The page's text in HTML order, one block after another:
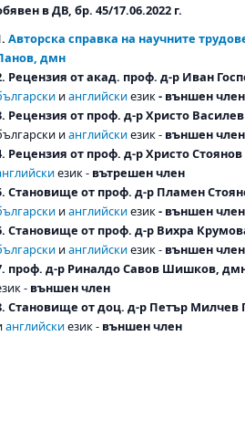
в ДВ, бр. 45/17.06.2022 г.
Авторска справка на научните
дмн
Рецензия от акад. проф. д-р Иван
ианглийскиезик- външен член
Рецензия от проф. д-р Христо
ианглийскиезик -външен член
Рецензия от проф. д-р Христо
език -вътрешен член
Становище от проф. д-р Пламен
ианглийскиезик- външен член
Становище от проф. д-р Вихра
ианглийскиезик -външен член
проф. д-р Риналдо Савов Шишков,
-външен член
Становище от доц. д-р Петър Милчев
английскиезик -външен член